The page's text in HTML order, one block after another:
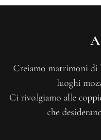
Creiamo matrimoni di
luoghi
Ci rivolgiamo alle
che